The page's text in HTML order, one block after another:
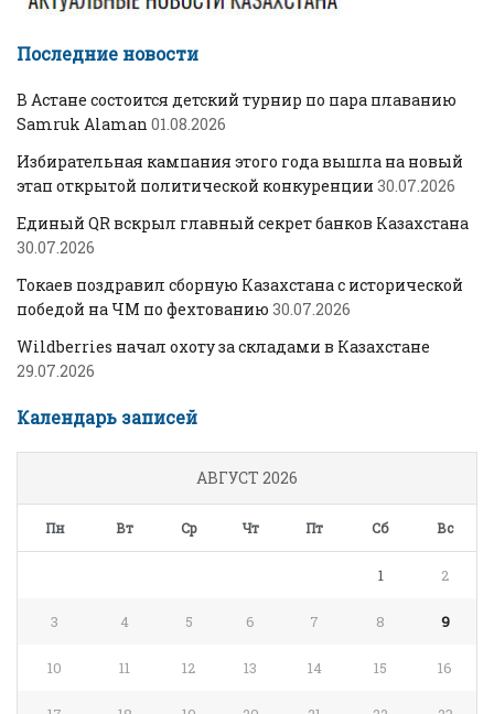
Последние новости
В Астане состоится детский турнир по пара плаванию
Samruk Alaman 01.08.2026
Избирательная кампания этого года вышла на новый
этап открытой политической конкуренции 30.07.2026
Единый QR вскрыл главный секрет банков Казахстана
30.07.2026
Токаев поздравил сборную Казахстана с исторической
победой на ЧМ по фехтованию 30.07.2026
Wildberries начал охоту за складами в Казахстане
29.07.2026
Календарь записей
АВГУСТ 2026
Пн Вт Ср Чт Пт Сб Вс
1 2
3 4 5 6 7 8 9
10 11 12 13 14 15 16